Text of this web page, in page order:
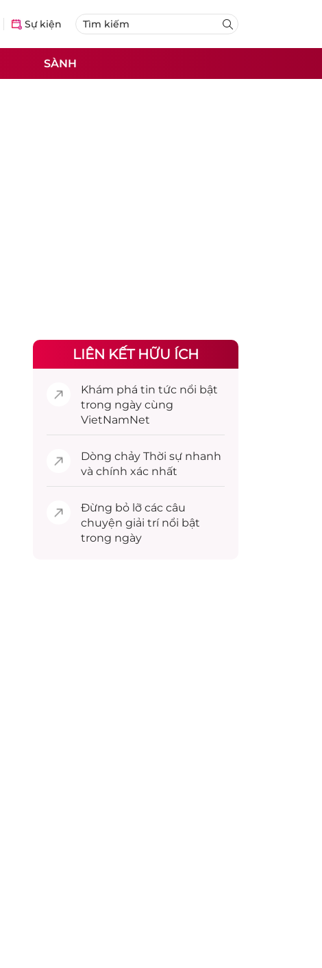
Sự kiện
SÀNH
LIÊN KẾT HỮU ÍCH
Khám phá tin tức nổi bật
trong ngày cùng
VietNamNet
Dòng chảy Thời sự nhanh
và chính xác nhất
Đừng bỏ lỡ các câu
chuyện giải trínổi bật
trong ngày